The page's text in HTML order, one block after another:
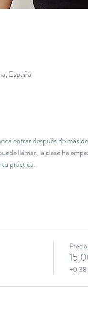
España
entrar después de más
llamar, la clase ha
tu práctica.
Precio
+0,38